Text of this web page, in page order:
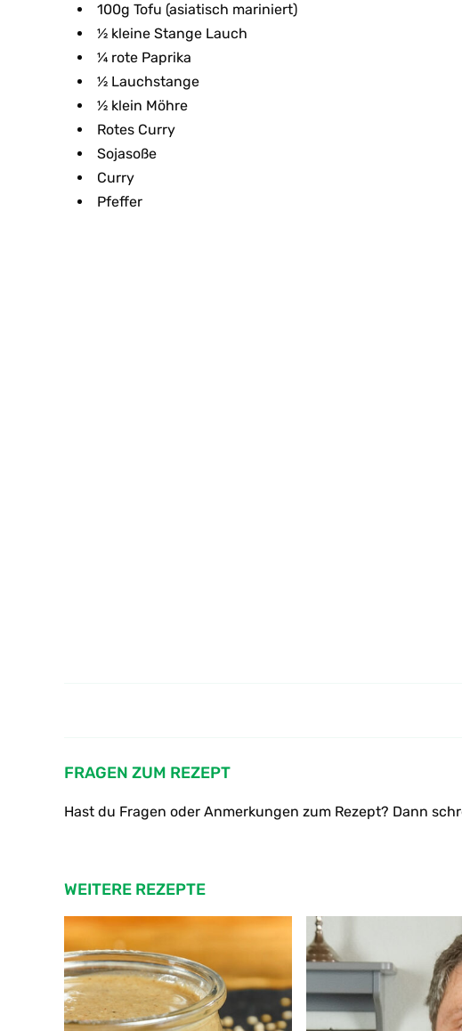
100g Tofu (asiatisch mariniert)
½ kleine Stange Lauch
¼ rote Paprika
½ Lauchstange
½ klein Möhre
Rotes Curry
Sojasoße
Curry
Pfeffer
FRAGEN ZUM REZEPT
Hast du Fragen oder Anmerkungen zum Rezept? Dann
WEITERE REZEPTE